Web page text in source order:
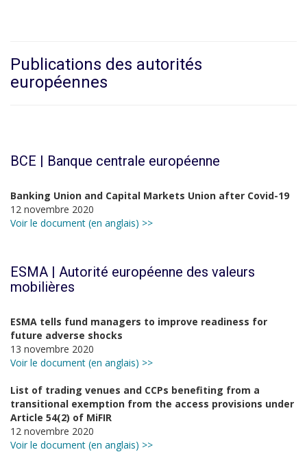
Publications des autorités
européennes
BCE | Banque centrale européenne
Banking Union and Capital Markets Union after Covid-19
12 novembre 2020
Voir le document (en anglais) >>
ESMA | Autorité européenne des valeurs
mobilières
ESMA tells fund managers to improve readiness for
future adverse shocks
13 novembre 2020
Voir le document (en anglais) >>
List of trading venues and CCPs benefiting from a
transitional exemption from the access provisions under
Article 54(2) of MiFIR
12 novembre 2020
Voir le document (en anglais) >>